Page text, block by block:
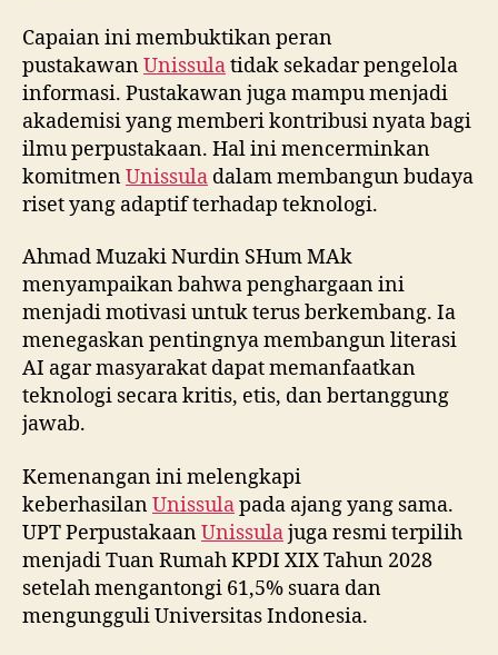
Capaian ini membuktikan peran
pustakawanUnissulatidak sekadar pengelola
informasi. Pustakawan juga mampu menjadi
akademisi yang memberi kontribusi nyata bagi
ilmu perpustakaan. Hal ini mencerminkan
komitmenUnissula dalam membangun budaya
riset yang adaptif terhadap teknologi.
Ahmad Muzaki Nurdin SHum MAk
menyampaikan bahwa penghargaan ini
menjadi motivasi untuk terus berkembang. Ia
menegaskan pentingnya membangun literasi
AI agar masyarakat dapat memanfaatkan
teknologi secara kritis, etis, dan bertanggung
jawab.
Kemenangan ini melengkapi
keberhasilanUnissulapada ajang yang sama.
UPT PerpustakaanUnissulajuga resmi terpilih
menjadi Tuan Rumah KPDI XIX Tahun 2028
setelah mengantongi 61,5% suara dan
mengungguli Universitas Indonesia.